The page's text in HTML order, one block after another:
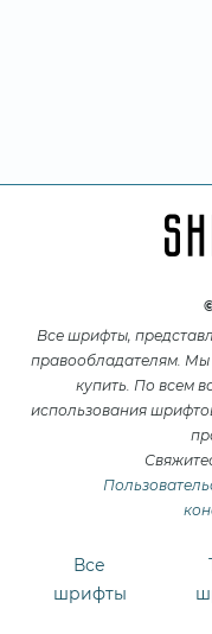
Все шрифты,
правообладателям. Мы
купить. По всем
использования
Все
шрифты